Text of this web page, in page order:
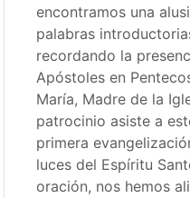
encontramos una
palabras
recordando la
Apóstoles en
María, Madre de la
patrocinio asiste a
primera
luces del Espíritu
oración, nos hemos